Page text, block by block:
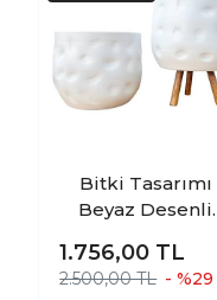
Bitki Tasarımı
Beyaz Desenli
Saksılık Salon
Çiçeklik İkili Set
1.756,00 TL
2.500,00 TL - %29